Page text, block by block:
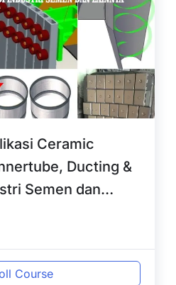
Ceramic
Ducting &
Semen dan
Course